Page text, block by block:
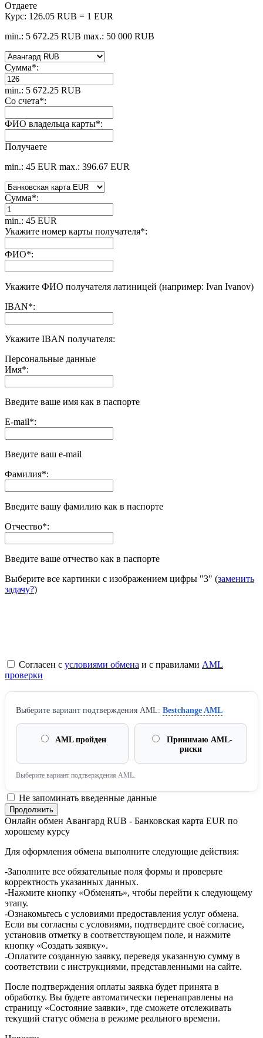
Отдаете
Курс: 126.05 RUB = 1 EUR
min.: 5 672.25 RUB max.: 50 000 RUB
Сумма*:
min.: 5 672.25 RUB
Со счета*:
ФИО владельца карты*:
Получаете
min.: 45 EUR max.: 396.67 EUR
Сумма*:
min.: 45 EUR
Укажите номер карты получателя*:
ФИО*:
Укажите ФИО получателя латиницей (например: Ivan Ivanov)
IBAN*:
Укажите IBAN получателя:
Персональные данные
Имя*:
Введите ваше имя как в паспорте
E-mail*:
Введите ваш e-mail
Фамилия*:
Введите вашу фамилию как в паспорте
Отчество*:
Введите ваше отчество как в паспорте
Выберите все картинки с изображением цифры "3" (заменить
задачу?)
Согласен с условиями обмена и с правилами AML
проверки
Выберите вариант подтверждения AML: Bestchange AML
AML пройден
Принимаю AML-
риски
Выберите вариант подтверждения AML.
Не запоминать введенные данные
Онлайн обмен Aвангард RUB - Банковская карта EUR по
хорошему курсу
Для оформления обмена выполните следующие действия:
-Заполните все обязательные поля формы и проверьте
корректность указанных данных.
-Нажмите кнопку «Обменять», чтобы перейти к следующему
этапу.
-Ознакомьтесь с условиями предоставления услуг обмена.
Если вы согласны с условиями, подтвердите своё согласие,
установив отметку в соответствующем поле, и нажмите
кнопку «Создать заявку».
-Оплатите созданную заявку, переведя указанную сумму в
соответствии с инструкциями, представленными на сайте.
После подтверждения оплаты заявка будет принята в
обработку. Вы будете автоматически перенаправлены на
страницу «Состояние заявки», где сможете отслеживать
текущий статус обмена в режиме реального времени.